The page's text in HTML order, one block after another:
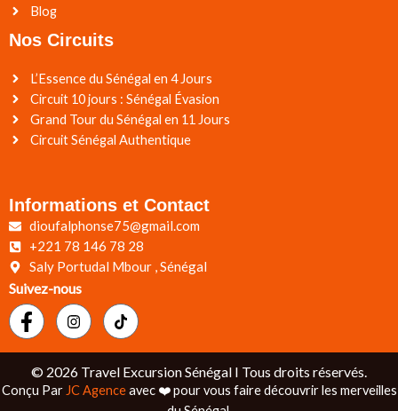
Blog
Nos Circuits
L’Essence du Sénégal en 4 Jours
Circuit 10 jours : Sénégal Évasion
Grand Tour du Sénégal en 11 Jours
Circuit Sénégal Authentique
Informations et Contact
dioufalphonse75@gmail.com
+221 78 146 78 28
Saly Portudal Mbour , Sénégal
Suivez-nous
© 2026 Travel Excursion Sénégal I Tous droits réservés.
Conçu ParJC Agenceavec ❤️ pour vous faire découvrir les merveilles